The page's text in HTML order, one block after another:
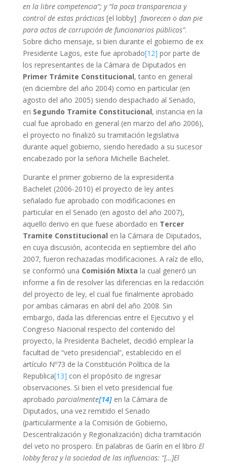
en la libre competencia”; y “la poca transparencia y
control de estas prácticas [el lobby] favorecen o dan pie
para actos de corrupción de funcionarios públicos”.
Sobre dicho mensaje, si bien durante el gobierno de ex
Presidente Lagos, este fue aprobado[12] por parte de
los representantes de la Cámara de Diputados en
Primer Trámite Constitucional, tanto en general
(en diciembre del año 2004) como en particular (en
agosto del año 2005) siendo despachado al Senado,
en Segundo Tramite Constitucional, instancia en la
cual fue aprobado en general (en marzo del año 2006),
el proyecto no finalizó su tramitación legislativa
durante aquel gobierno, siendo heredado a su sucesor
encabezado por la señora Michelle Bachelet.
Durante el primer gobierno de la expresidenta
Bachelet (2006-2010) el proyecto de ley antes
señalado fue aprobado con modificaciones en
particular en el Senado (en agosto del año 2007),
aquello derivo en que fuese abordado en Tercer
Tramite Constitucional en la Cámara de Diputados,
en cuya discusión, acontecida en septiembre del año
2007, fueron rechazadas modificaciones. A raíz de ello,
se conformó una Comisión Mixta la cual generó un
informe a fin de resolver las diferencias en la redacción
del proyecto de ley, el cual fue finalmente aprobado
por ambas cámaras en abril del año 2008. Sin
embargo, dada las diferencias entre el Ejecutivo y el
Congreso Nacional respecto del contenido del
proyecto, la Presidenta Bachelet, decidió emplear la
facultad de “veto presidencial”, establecido en el
artículo Nº73 de la Constitución Política de la
Republica[13] con el propósito de ingresar
observaciones. Si bien el veto presidencial fue
aprobado parcialmente[14]en la Cámara de
Diputados, una vez remitido el Senado
(particularmente a la Comisión de Gobierno,
Descentralización y Regionalización) dicha tramitación
del veto no prospero. En palabras de Garín en el libro El
lobby feroz y la sociedad de las influencias: “[…]El